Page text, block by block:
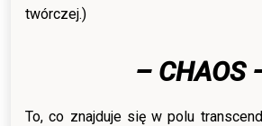
twórczej.)
– CHAOS
To, co znajduje się w polu